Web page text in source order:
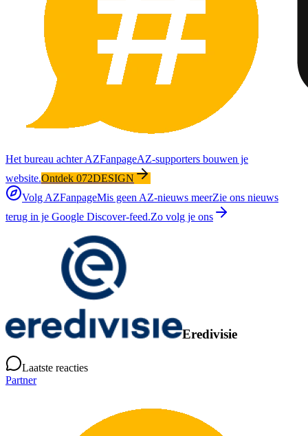
Het bureau achter AZFanpageAZ-supporters bouwen je
website.Ontdek 072DESIGN
Volg AZFanpageMis geen AZ-nieuws meerZie ons nieuws
terug in je Google Discover-feed.Zo volg je ons
Eredivisie
Laatste reacties
Partner